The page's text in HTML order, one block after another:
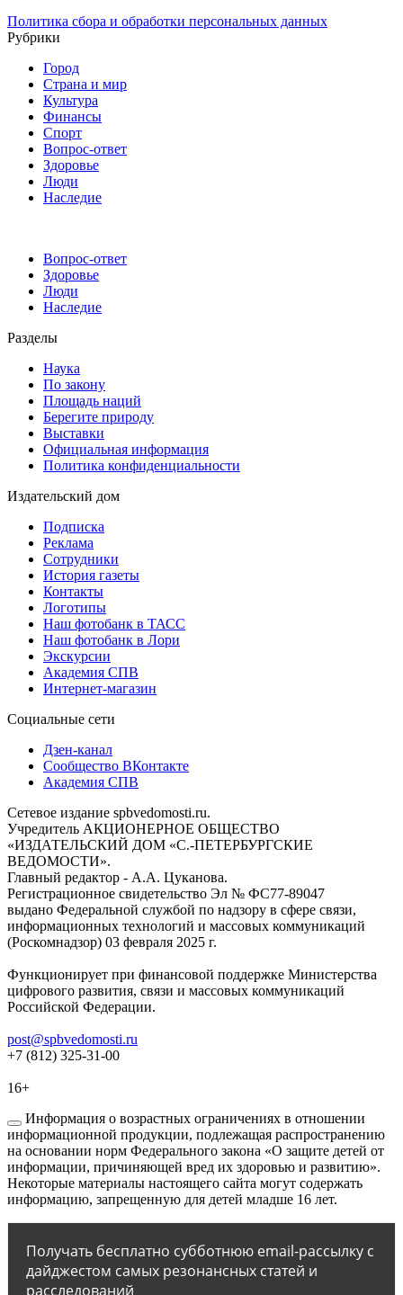
Политика сбора и обработки персональных данных
Рубрики
Город
Страна и мир
Культура
Финансы
Спорт
Вопрос-ответ
Здоровье
Люди
Наследие
Вопрос-ответ
Здоровье
Люди
Наследие
Разделы
Наука
По закону
Площадь наций
Берегите природу
Выставки
Официальная информация
Политика конфиденциальности
Издательский дом
Подписка
Реклама
Сотрудники
История газеты
Контакты
Логотипы
Наш фотобанк в ТАСС
Наш фотобанк в Лори
Экскурсии
Академия СПВ
Интернет-магазин
Социальные сети
Дзен-канал
Сообщество ВКонтакте
Академия СПВ
Сетевое издание spbvedomosti.ru.
Учредитель АКЦИОНЕРНОЕ ОБЩЕСТВО
«ИЗДАТЕЛЬСКИЙ ДОМ «С.-ПЕТЕРБУРГСКИЕ
ВЕДОМОСТИ».
Главный редактор - А.А. Цуканова.
Регистрационное свидетельство Эл № ФС77-89047
выдано Федеральной службой по надзору в сфере связи,
информационных технологий и массовых коммуникаций
(Роскомнадзор) 03 февраля 2025 г.
Функционирует при финансовой поддержке Министерства
цифрового развития, связи и массовых коммуникаций
Российской Федерации.
post@spbvedomosti.ru
+7 (812) 325-31-00
16+
Информация о возрастных ограничениях в отношении
информационной продукции, подлежащая распространению
на основании норм Федерального закона «О защите детей от
информации, причиняющей вред их здоровью и развитию».
Некоторые материалы настоящего сайта могут содержать
информацию, запрещенную для детей младше 16 лет.
Получать бесплатно субботнюю email-рассылку с
дайджестом самых резонансных статей и
расследований